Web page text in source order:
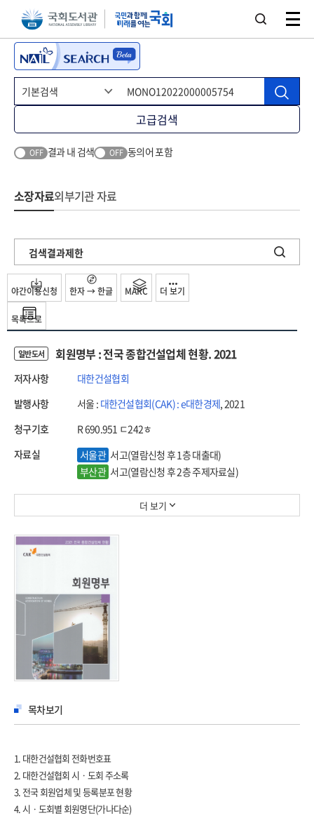
본문 바로가기주메뉴 바로가기
고급검색
OFF 결과 내 검색 OFF 동의어 포함
소장자료외부기관 자료
검색결과제한
목록으로
야간이용신청 한자 → 한글 MARC 더 보기
일반도서 회원명부 : 전국 종합건설업체 현황. 2021
저자사항
대한건설협회
발행사항
서울 : 대한건설협회(CAK) : e대한경제, 2021
청구기호
R 690.951 ㄷ242ㅎ
자료실
서울관 서고(열람신청 후 1층 대출대)
부산관 서고(열람신청 후 2층 주제자료실)
더 보기
목차보기
1. 대한건설협회 전화번호표
2. 대한건설협회 시ㆍ도회 주소록
3. 전국 회원업체 및 등록분포 현황
4. 시ㆍ도회별 회원명단(가나다순)